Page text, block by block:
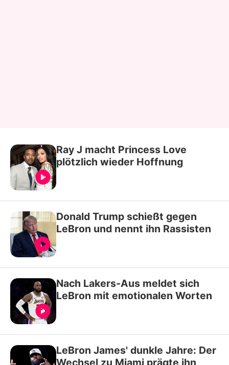
Ray J macht Princess Love
plötzlich wieder Hoffnung
Donald Trump schießt gegen
LeBron und nennt ihn Rassisten
Nach Lakers-Aus meldet sich
LeBron mit emotionalen Worten
LeBron James' dunkle Jahre: Der
Wechsel zu Miami prägte ihn